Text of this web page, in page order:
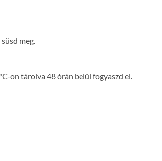
meg.
on tárolva 48 órán belül fogyaszd el.